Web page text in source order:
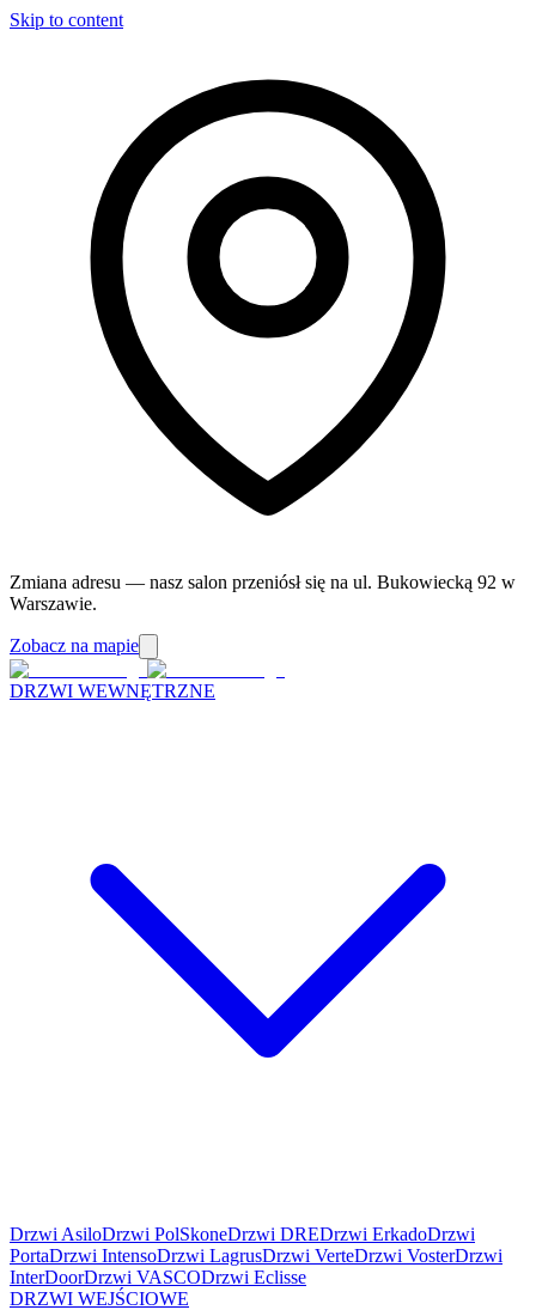
Skip to content
Zmiana adresu — nasz salon przeniósł się na ul. Bukowiecką 92 w
Warszawie.
Zobacz na mapie
DRZWI WEWNĘTRZNE
Drzwi AsiloDrzwi PolSkoneDrzwi DREDrzwi ErkadoDrzwi
PortaDrzwi IntensoDrzwi LagrusDrzwi VerteDrzwi VosterDrzwi
InterDoorDrzwi VASCODrzwi Eclisse
DRZWI WEJŚCIOWE